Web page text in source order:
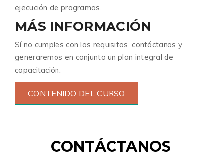
ejecución de programas.
MÁS INFORMACIÓN
Sí no cumples con los requisitos, contáctanos y
generaremos en conjunto un plan integral de
capacitación.
CONTENIDO DEL CURSO
CONTÁCTANOS